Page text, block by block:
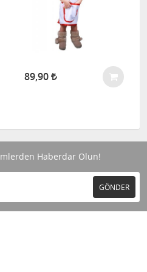
89,90
Haberdar Olun!
GÖNDER